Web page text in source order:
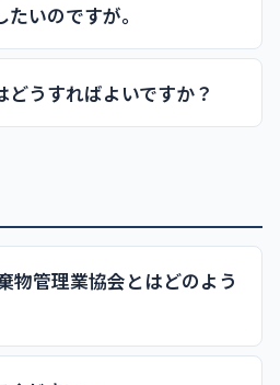
いのですが。
うすればよいですか？
物管理業協会とはどのよう